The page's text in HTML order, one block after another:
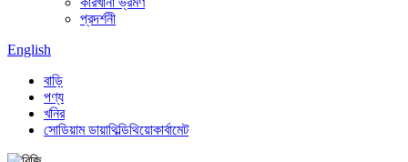
প্রদর্শনী
English
বাড়ি
পণ্য
খনির
সোডিয়াম ডায়াথিল্ডিথিয়োকার্বামেট